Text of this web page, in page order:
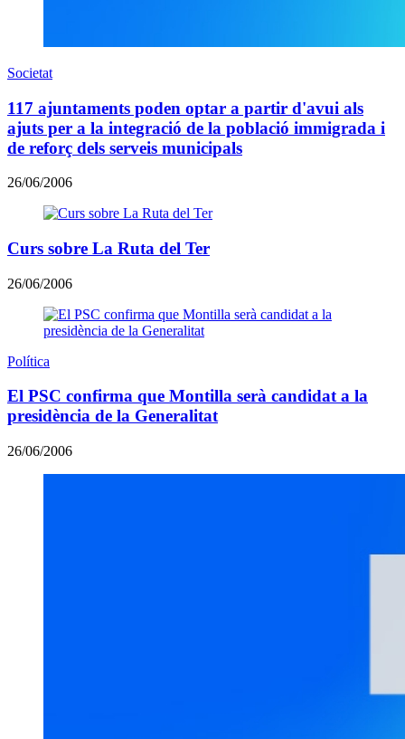
Societat
117 ajuntaments poden optar a partir d'avui als
ajuts per a la integració de la població immigrada i
de reforç dels serveis municipals
26/06/2006
Curs sobre La Ruta del Ter
26/06/2006
Política
El PSC confirma que Montilla serà candidat a la
presidència de la Generalitat
26/06/2006